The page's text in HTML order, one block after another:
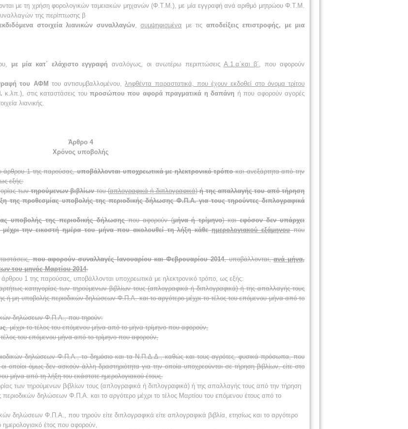
με τη χρήση φορολογικών ταμειακών μηχανών (Φ.Τ.Μ.), με μία εγγραφή ανά αριθμό μητρώου Φ.Τ.Μ.
της περίπτωσης β
στοιχεία λιανικών συναλλαγών, συμψηφισμένα με τις αποδείξεις επιστροφής, με μια
με μία κατ΄ ελάχιστο εγγραφή αναλόγως, οι ανωτέρω περιπτώσεις Α.1.α΄και β΄ , που αφορούν
του ΑΦΜ του αντισυμβαλλομένου,ληφθέντα παραστατικά, που έχουν εκδοθεί στο όνομα τρίτου
κ.λπ.), στις καταστάσεις τουπροσώπου που αφορά πραγματικά η δαπάνη ή που αφορούν αγορές
λιανικής.
Άρθρο 4
Χρόνος υποβολής
άρθρου 1 της παρούσας,υποβάλλονται υποχρεωτικά με ηλεκτρονικό τρόποκαι ανεξάρτητα από την
εξής:
τωντηρούμενων βιβλίωντου (απλογραφικά ή διπλογραφικά)ή της απαλλαγής του από τήρηση
της προθεσμίας υποβολής της περιοδικής δήλωσης Φ.Π.Α. για τους τηρούντες διπλογραφικά
υποβολής της περιοδικής δήλωσηςπου αφορούν (μήνα ή τρίμηνο) καιεφόσον δεν υπάρχει
την εικοστή ημέρα του μήνα που ακολουθεί τη λήξη κάθεημερολογιακού εξάμηνουπου
που αφορούν συναλλαγές Ιανουαρίου και Φεβρουαρίου 2014, υποβάλλονται,ανά μήνα,
του μηνός Μαρτίου 2014.
1 της παρούσας, υποβάλλονται υποχρεωτικά με ηλεκτρονικό τρόπο, ως εξής:
κατηγορίας των τηρούμενων βιβλίων τους (απλογραφικά ή διπλογραφικά) ή της απαλλαγής τους
μη υποβολής περιοδικών δηλώσεων Φ.Π.Α. και το αργότερο μέχρι το τέλος του επόμενου μήνα από το
δηλώσεων Φ.Π.Α., που τηρούν:
, μέχρι το τέλος του επόμενου μήνα από τομήνατρίμηνο που αφορούν,
τέλος του επόμενου μήνα από το τρίμηνο που αφορούν,
δηλώσεων Φ.Π.Α., το δημόσιο και τα Ν.Π.Δ.Δ., καθώς και τους αγρότες, φυσικά πρόσωπα, που
οποίοι όμως δεν ασκούν άλλη δραστηριότητα για την οποία υποχρεούνται σε τήρηση βιβλίων, είτε στο
μήνα από τη λήξη του εκάστοτε ημερολογιακού έτους.
των τηρούμενων βιβλίων τους (απλογραφικά ή διπλογραφικά) ή της απαλλαγής τους από την τήρηση
δηλώσεων Φ.Π.Α. και το αργότερο μέχρι το τέλος Μαρτίου του επόμενου έτους από το
δηλώσεων Φ.Π.Α., που τηρούν είτε διπλογραφικά είτε απλογραφικά βιβλία, ετησίως και το αργότερο
ημερολογιακό έτος που αφορούν,